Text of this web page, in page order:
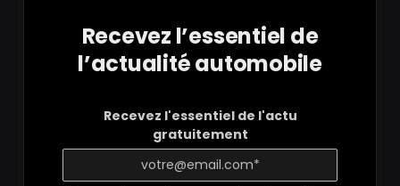
Recevez l’essentiel de
l’actualité automobile
Recevez l'essentiel de l'actu
gratuitement